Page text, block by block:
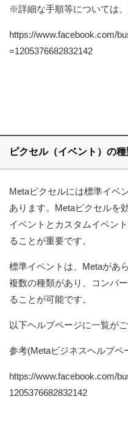
※詳細な手順等については
https://www.facebook.com/
=1205376682832142
ピクセル（イベント）の
Metaピクセルには標準イベ
あります。Metaピクセルを
イベントとカスタムイベン
ることが重要です。
標準イベントは、Metaがあ
複数の種類があり、コンバ
ることが可能です。
以下ヘルプページに一覧がご
参考(Metaビジネスヘルプペ
https://www.facebook.com/
1205376682832142